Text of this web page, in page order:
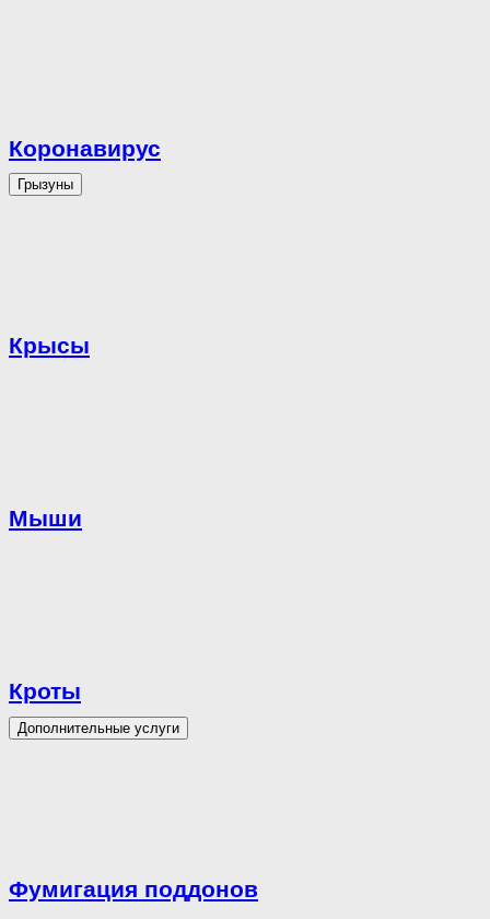
Коронавирус
Грызуны
Крысы
Мыши
Кроты
Дополнительные услуги
Фумигация поддонов